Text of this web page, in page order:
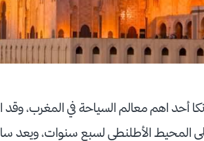
أحد اهم معالم السياحة في المغرب، وقد
الأطلنطي لسبع سنوات، ويعد سابع